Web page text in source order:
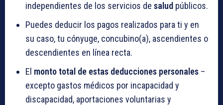
independientes de los servicios de salud públicos.
Puedes deducir los pagos realizados para ti y en
su caso, tu cónyuge, concubino(a), ascendientes o
descendientes en línea recta.
El monto total de estas deducciones personales –
excepto gastos médicos por incapacidad y
discapacidad, aportaciones voluntarias y